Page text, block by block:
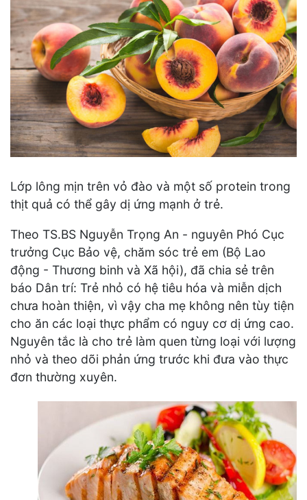
Lớp lông mịn trên vỏ đào và một số protein trong
thịt quả có thể gây dị ứng mạnh ở trẻ.
Theo TS.BS Nguyễn Trọng An - nguyên Phó Cục
trưởng Cục Bảo vệ, chăm sóc trẻ em (Bộ Lao
động - Thương binh và Xã hội), đã chia sẻ trên
báo Dân trí: Trẻ nhỏ có hệ tiêu hóa và miễn dịch
chưa hoàn thiện, vì vậy cha mẹ không nên tùy tiện
cho ăn các loại thực phẩm có nguy cơ dị ứng cao.
Nguyên tắc là cho trẻ làm quen từng loại với lượng
nhỏ và theo dõi phản ứng trước khi đưa vào thực
đơn thường xuyên.